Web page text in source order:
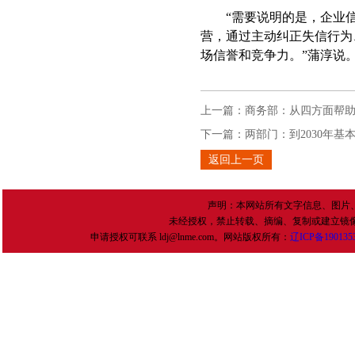
“需要说明的是，企业
营，通过主动纠正失信行
场信誉和竞争力。”蒲淳说
上一篇： 商务部：从四方面帮
下一篇： 两部门：到2030年基
返回上一页
声明：本网站所有文字信息、图
未经授权，禁止转载、摘编、复制或建立
申请授权可联系 ldj@lnme.com。网站版权所有： 辽ICP备